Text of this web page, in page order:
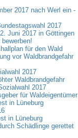
2017 nach Werl ein -
2017
Juni 2017 in Göttingen
für den Wald
vor Waldbrandgefahr
2017
Waldbrandgefahr
2017
für Waldeigentümer
in Lüneburg
in Lüneburg
Schädlinge gerettet